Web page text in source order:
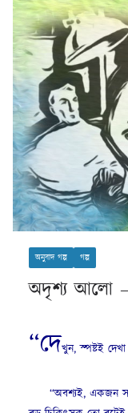
অনুবাদ গল্প গল্প
অদৃশ্য আলো –
“দেখুন, স্পষ্টই
“অবশ্যই, একজন